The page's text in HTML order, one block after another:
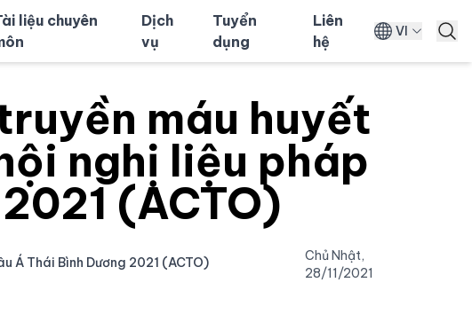
liệu chuyên
Dịch
vụ
Tuyển
dụng
Liên
hệ
VI
máu huyết
nghị liệu pháp
(ACTO)
Á Thái Bình Dương 2021 (ACTO)
Chủ Nhật,
28/11/2021